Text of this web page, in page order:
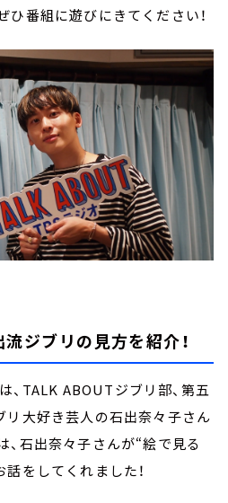
ひ番組に遊びにきてください！
ジブリの見方を紹介！
、TALK ABOUTジブリ部、第五
リ大好き芸人の石出奈々子さん
、石出奈々子さんが“絵で見る
をしてくれました！